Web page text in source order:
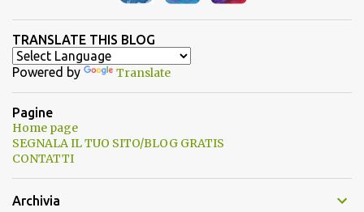
TRANSLATE THIS BLOG
Powered by Translate
Pagine
Home page
SEGNALA IL TUO SITO/BLOG GRATIS
CONTATTI
Archivia